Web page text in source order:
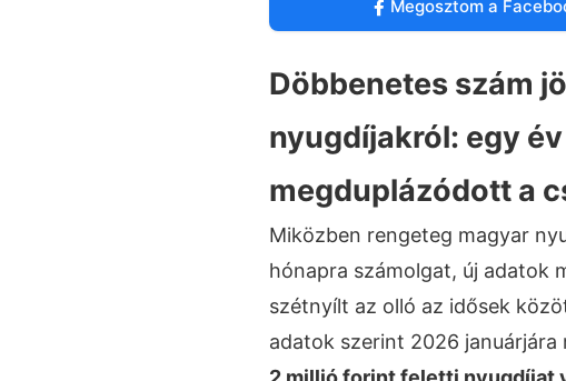
Megosztom a
Döbbenetes szám
nyugdíjakról: egy
megduplázódott a
Miközben rengeteg magyar
hónapra számolgat, új adatok
szétnyílt az olló az idősek
adatok szerint 2026 januárjára